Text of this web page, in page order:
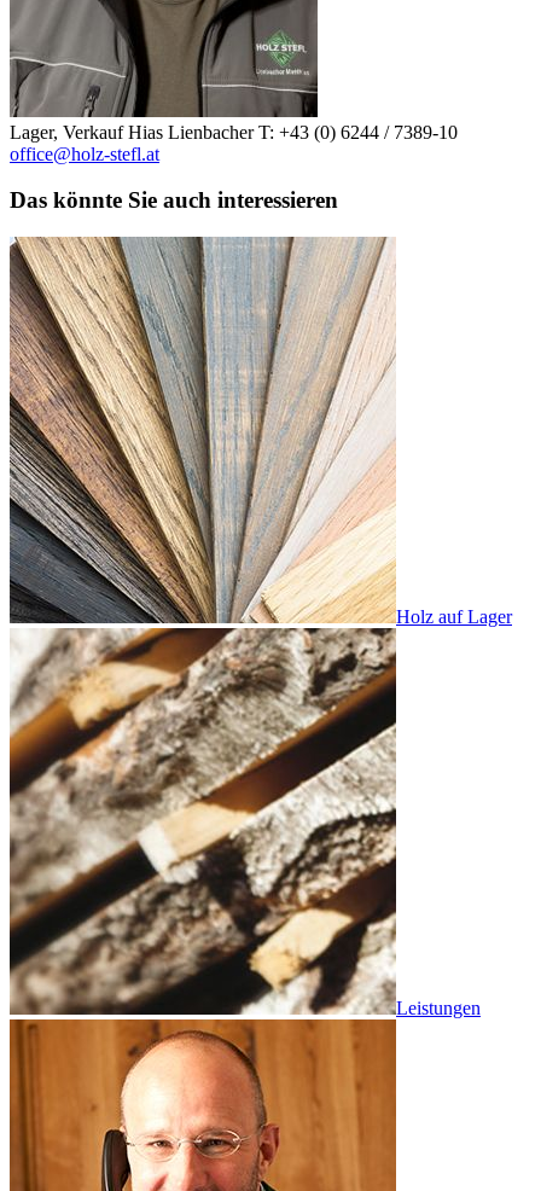
Lager, Verkauf Hias Lienbacher T: +43 (0) 6244 / 7389-10
office@holz-stefl.at
Das könnte Sie auch interessieren
Holz auf Lager
Leistungen